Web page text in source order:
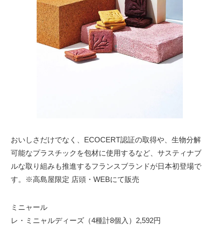
おいしさだけでなく、ECOCERT認証の取得や、生物分解
可能なプラスチックを包材に使用するなど、サスティナブ
ルな取り組みも推進するフランスブランドが日本初登場で
す。※高島屋限定 店頭・WEBにて販売
ミニャール
レ・ミニャルディーズ（4種計8個入）2,592円